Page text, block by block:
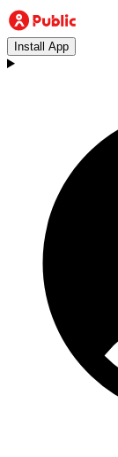
Install App